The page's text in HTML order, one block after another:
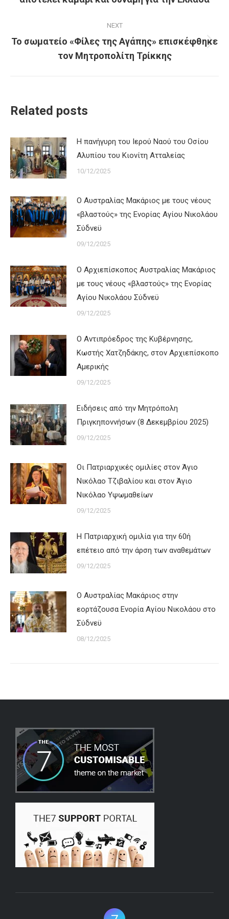
post:
NEXT
Next
post:
Το σωματείο «Φίλες της Αγάπης» επισκέφθηκε
τον Μητροπολίτη Τρίκκης
Related posts
Η πανήγυρη του Ιερού Ναού του Οσίου
Αλυπίου του Κιονίτη Ατταλείας
10/12/2025
Ο Αυστραλίας Μακάριος με τους νέους
«βλαστούς» της Ενορίας Αγίου Νικολάου
Σύδνεϋ
09/12/2025
Ο Αρχιεπίσκοπος Αυστραλίας Μακάριος
με τους νέους «βλαστούς» της Ενορίας
Αγίου Νικολάου Σύδνεϋ
09/12/2025
Ο Αντιπρόεδρος της Κυβέρνησης,
Κωστής Χατζηδάκης, στον Αρχιεπίσκοπο
Αμερικής
09/12/2025
Ειδήσεις από την Μητρόπολη
Πριγκηποννήσων (8 Δεκεμβρίου 2025)
09/12/2025
Οι Πατριαρχικές ομιλίες στον Άγιο
Νικόλαο Τζιβαλίου και στον Άγιο
Νικόλαο Υψωμαθείων
09/12/2025
Η Πατριαρχική ομιλία για την 60ή
επέτειο από την άρση των αναθεμάτων
09/12/2025
Ο Αυστραλίας Μακάριος στην
εορτάζουσα Ενορία Αγίου Νικολάου στο
Σύδνεϋ
08/12/2025